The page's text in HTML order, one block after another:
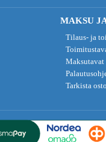
MAKSU
Tilaus- ja
Maksutavat
Tarkista